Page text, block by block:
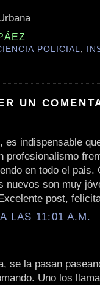
POLICIAL,
UN
es indispensable
profesionalismo
en todo el pais.
nuevos son muy
post,
LAS 11:01 A.M.
se la pasan
Uno los